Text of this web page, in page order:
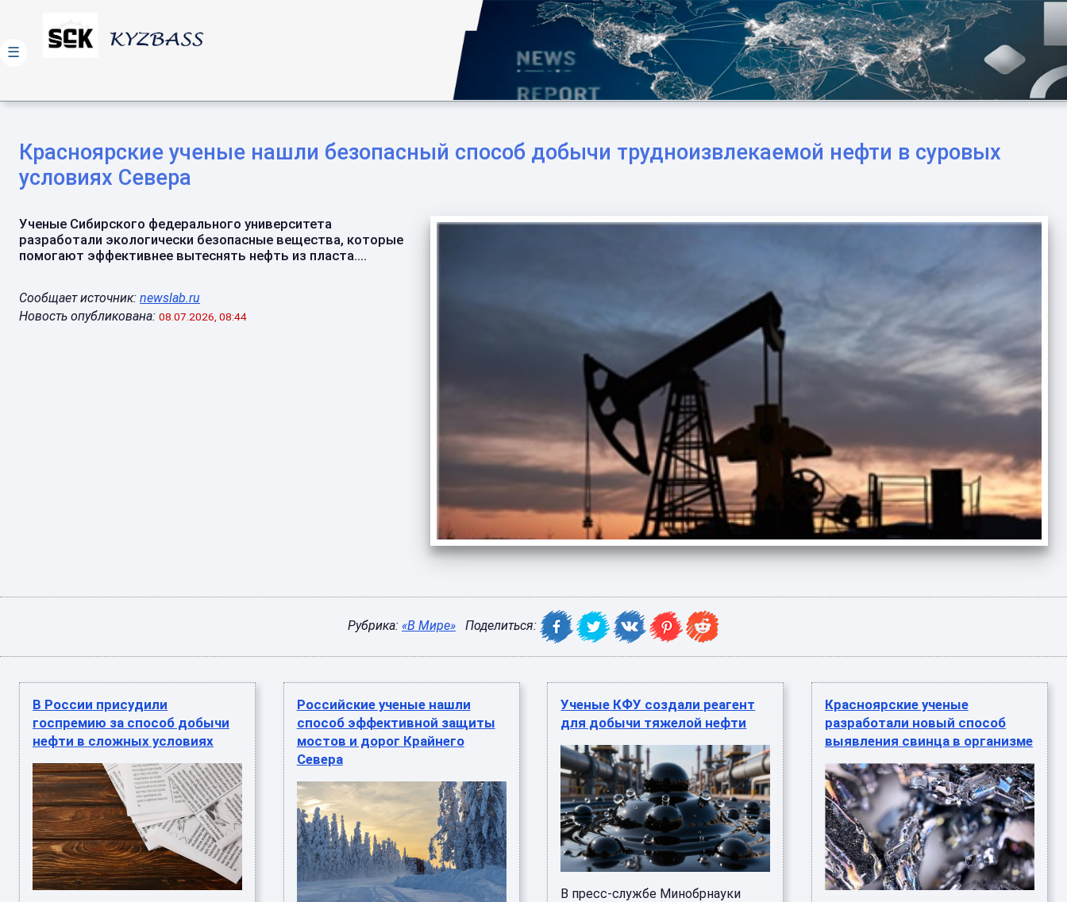
Красноярские ученые нашли безопасный способ добычи трудноизвлекаемой нефти в суровых
условиях Севера
Ученые Сибирского федерального университета
разработали экологически безопасные вещества, которые
помогают эффективнее вытеснять нефть из пласта....
Сообщает источник: newslab.ru
Новость опубликована: 08.07.2026, 08:44
Рубрика: «В Мире» Поделиться:
В России присудили
госпремию за способ добычи
нефти в сложных условиях
Российские ученые нашли
способ эффективной защиты
мостов и дорог Крайнего
Севера
Ученые КФУ создали реагент
для добычи тяжелой нефти
В пресс-службе Минобрнауки
Красноярские ученые
разработали новый способ
выявления свинца в организме
☰